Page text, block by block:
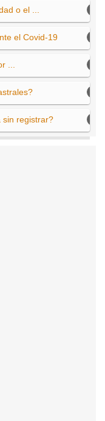
o el ...
el Covid-19
...
sin registrar?